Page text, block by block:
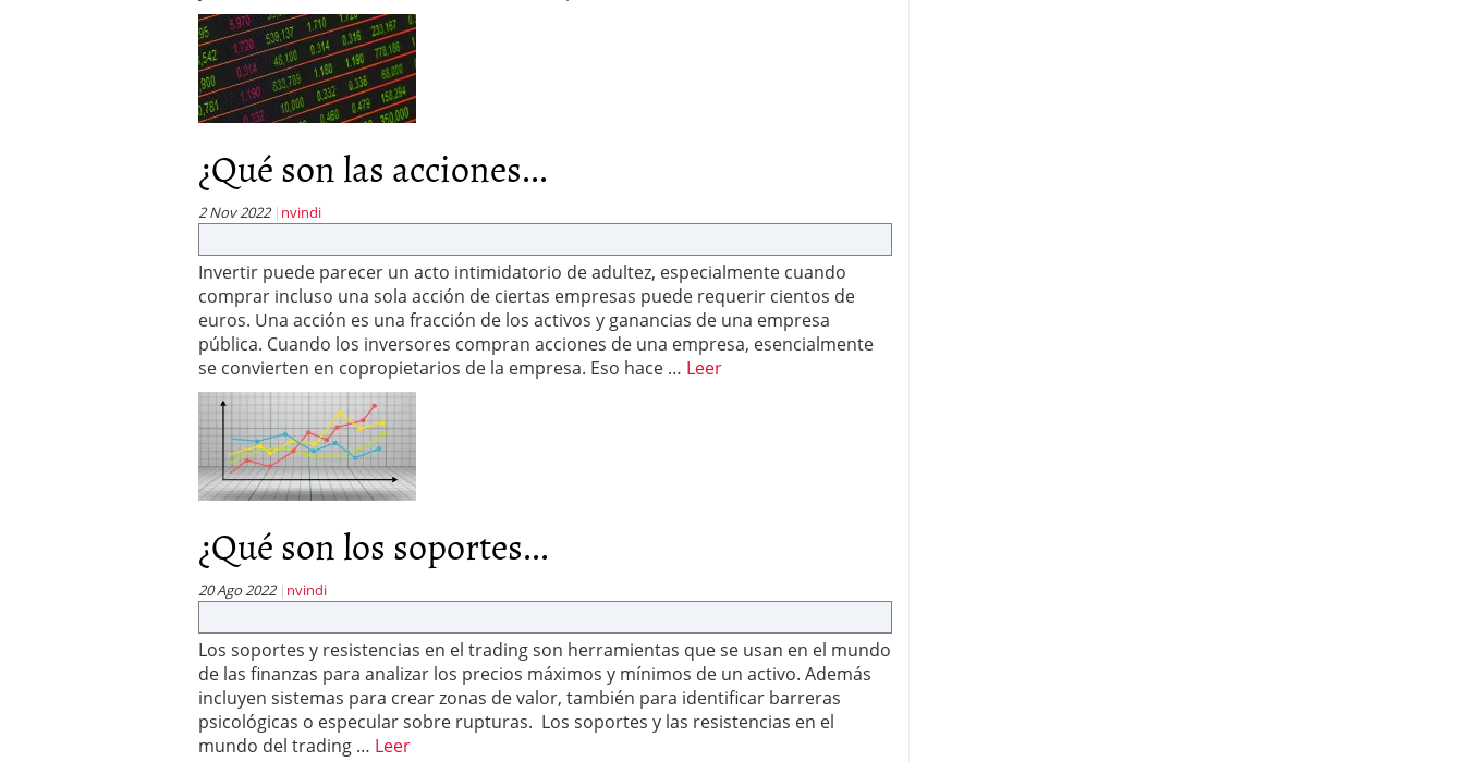
¿Qué son las acciones...
2 Nov 2022 nvindi
Invertir puede parecer un acto intimidatorio de adultez, especialmente cuando
comprar incluso una sola acción de ciertas empresas puede requerir cientos de
euros. Una acción es una fracción de los activos y ganancias de una empresa
pública. Cuando los inversores compran acciones de una empresa, esencialmente
se convierten en copropietarios de la empresa. Eso hace … Leer
¿Qué son los soportes...
20 Ago 2022 nvindi
Los soportes y resistencias en el trading son herramientas que se usan en el mundo
de las finanzas para analizar los precios máximos y mínimos de un activo. Además
incluyen sistemas para crear zonas de valor, también para identificar barreras
psicológicas o especular sobre rupturas. Los soportes y las resistencias en el
mundo del trading … Leer